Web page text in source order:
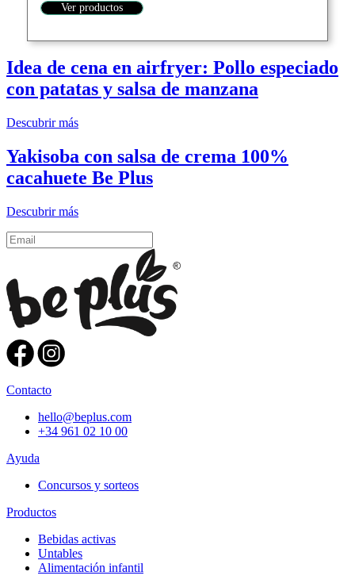
Ver productos
Idea de cena en airfryer: Pollo especiado
con patatas y salsa de manzana
Descubrir más
Yakisoba con salsa de crema 100%
cacahuete Be Plus
Descubrir más
Contacto
hello@beplus.com
+34 961 02 10 00
Ayuda
Concursos y sorteos
Productos
Bebidas activas
Untables
Alimentación infantil